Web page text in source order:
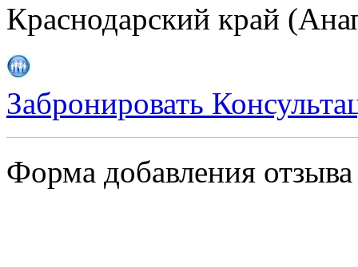
Краснодарский край
Забронировать
Форма добавления отзыва